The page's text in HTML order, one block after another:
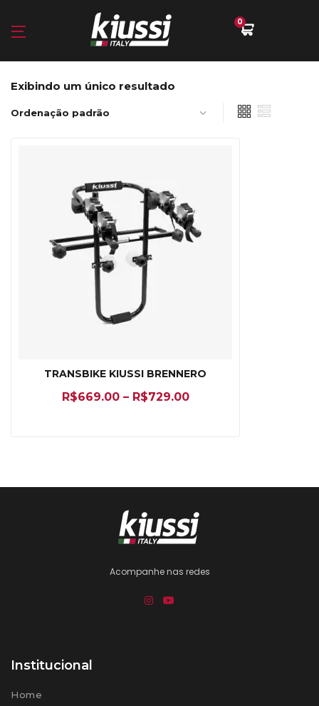
0
Exibindo um único resultado
TRANSBIKE KIUSSI BRENNERO
R$669.00 – R$729.00
Acompanhe nas redes
Institucional
Home